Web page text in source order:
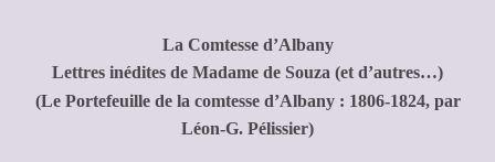
La Comtesse d’Albany
Lettres inédites de Madame de Souza (et d’autres…)
(Le Portefeuille de la comtesse d’Albany : 1806-1824, par
Léon-G. Pélissier)